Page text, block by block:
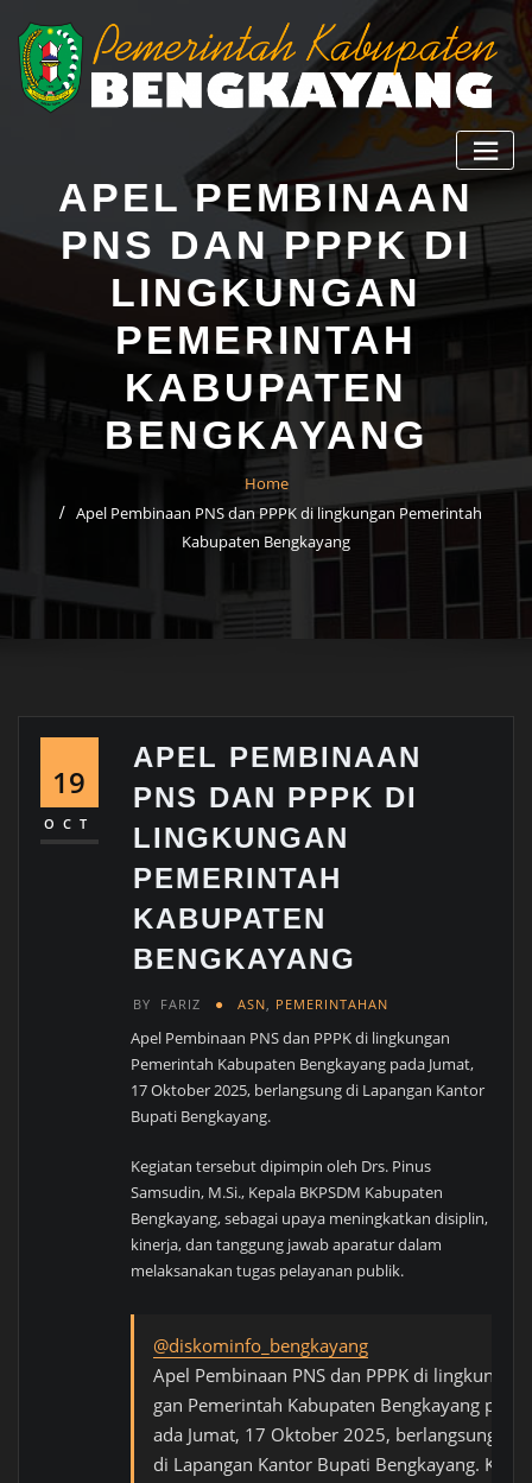
APEL PEMBINAAN
PNS DAN PPPK DI
LINGKUNGAN
PEMERINTAH
KABUPATEN
BENGKAYANG
Home
Apel Pembinaan PNS dan PPPK di lingkungan Pemerintah
Kabupaten Bengkayang
19
OCT
APEL PEMBINAAN
PNS DAN PPPK DI
LINGKUNGAN
PEMERINTAH
KABUPATEN
BENGKAYANG
BY FARIZ ASN PEMERINTAHAN
Apel Pembinaan PNS dan PPPK di lingkungan
Pemerintah Kabupaten Bengkayang pada Jumat,
17 Oktober 2025, berlangsung di Lapangan Kantor
Bupati Bengkayang.
Kegiatan tersebut dipimpin oleh Drs. Pinus
Samsudin, M.Si., Kepala BKPSDM Kabupaten
Bengkayang, sebagai upaya meningkatkan disiplin,
kinerja, dan tanggung jawab aparatur dalam
melaksanakan tugas pelayanan publik.
@diskominfo_bengkayang
Apel Pembinaan PNS dan PPPK di lingkun
gan Pemerintah Kabupaten Bengkayang p
ada Jumat, 17 Oktober 2025, berlangsung
di Lapangan Kantor Bupati Bengkayang. K